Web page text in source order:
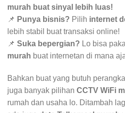
murah buat sinyal lebih luas!
📌 Punya bisnis? Pilih internet
lebih stabil buat transaksi online!
📌 Suka bepergian? Lo bisa
murah buat internetan di mana
Bahkan buat yang butuh
juga banyak pilihan CCTV WiFi
rumah dan usaha lo. Ditambah